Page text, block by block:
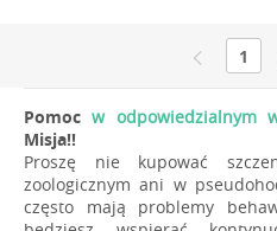
1
Pomoc w odpowiedzialnym
Misja!!
Proszę nie kupować
zoologicznym ani w
często mają problemy